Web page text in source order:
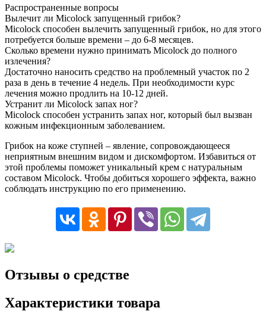
Распространенные вопросы
Вылечит ли Micolock запущенный грибок?
Micolock способен вылечить запущенный грибок, но для этого
потребуется больше времени – до 6-8 месяцев.
Сколько времени нужно принимать Micolock до полного
излечения?
Достаточно наносить средство на проблемный участок по 2
раза в день в течение 4 недель. При необходимости курс
лечения можно продлить на 10-12 дней.
Устранит ли Micolock запах ног?
Micolock способен устранить запах ног, который был вызван
кожным инфекционным заболеванием.
Грибок на коже ступней – явление, сопровождающееся
неприятным внешним видом и дискомфортом. Избавиться от
этой проблемы поможет уникальный крем с натуральным
составом Micolock. Чтобы добиться хорошего эффекта, важно
соблюдать инструкцию по его применению.
Отзывы о средстве
Характеристики товара